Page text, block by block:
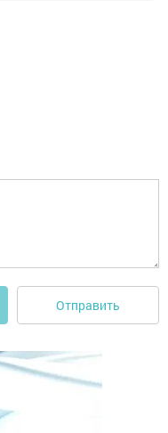
Отправить